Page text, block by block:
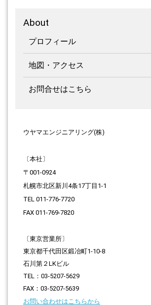
About
プロフィール
地図・アクセス
お問合せはこちら
ウヤマエンジニアリング(株)
〔本社〕
〒001-0924
札幌市北区新川4条17丁目1-1
TEL 011-776-7720
FAX 011-769-7820
〔東京営業所〕
東京都千代田区鍛冶町1-10-8
石川第２LKビル
TEL：03-5207-5629
FAX：03-5207-5639
お問い合わせはこちらから